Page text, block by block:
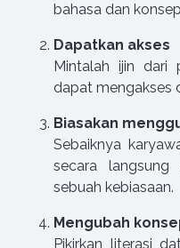
bahasa dan
Dapatkan akses
Mintalah ijin dari
dapat mengakses
Biasakan
Sebaiknya
secara
sebuah kebiasaan.
Mengubah
Pikirkan literasi